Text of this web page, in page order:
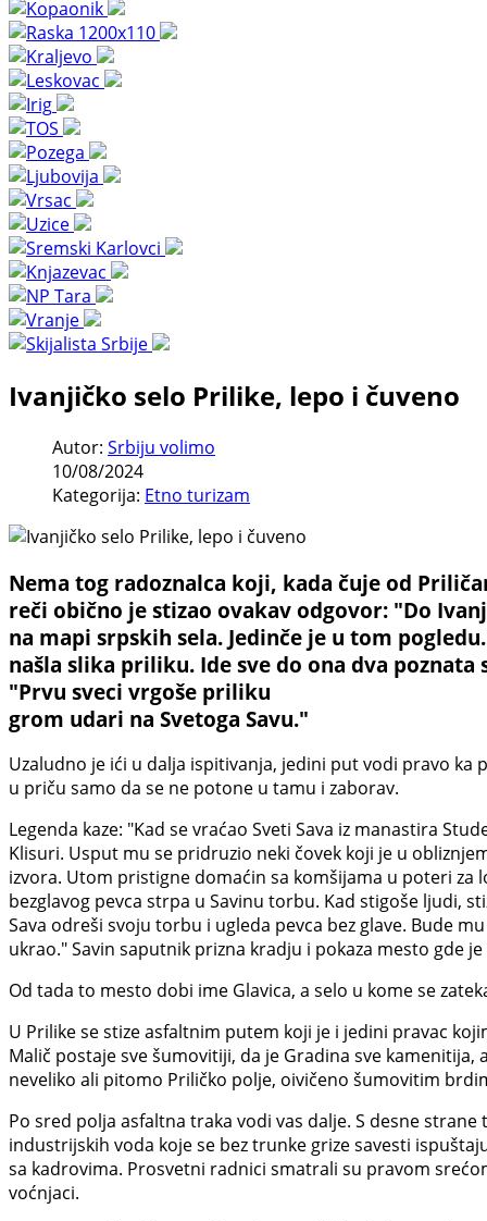
Ivanjičko selo Prilike, lepo i čuveno
Autor: Srbiju volimo
10/08/2024
Kategorija: Etno turizam
Nema tog radoznalca koji, kada čuje od
reči obično je stizao ovakav odgovor: "Do
na mapi srpskih sela. Jedinče je u tom
našla slika priliku. Ide sve do ona dva poznata
"Prvu sveci vrgoše priliku
grom udari na Svetoga Savu."
Uzaludno je ići u dalja ispitivanja, jedini put vodi pravo
u priču samo da se ne potone u tamu i zaborav.
Legenda kaze: "Kad se vraćao Sveti Sava iz manastira
Klisuri. Usput mu se pridruzio neki čovek koji je u
izvora. Utom pristigne domaćin sa komšijama u poteri za
bezglavog pevca strpa u Savinu torbu. Kad stigoše ljudi,
Sava odreši svoju torbu i ugleda pevca bez glave. Bude
ukrao." Savin saputnik prizna kradju i pokaza mesto gde
Od tada to mesto dobi ime Glavica, a selo u kome se
U Prilike se stize asfaltnim putem koji je i jedini pravac
Malič postaje sve šumovitiji, da je Gradina sve
neveliko ali pitomo Priličko polje, oivičeno šumovitim
Po sred polja asfaltna traka vodi vas dalje. S desne
industrijskih voda koje se bez trunke grize savesti
sa kadrovima. Prosvetni radnici smatrali su pravom
voćnjaci.